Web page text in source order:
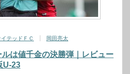
テッドＦＣ 岡田亮太
は値千金の決勝弾｜レビュー
U-23